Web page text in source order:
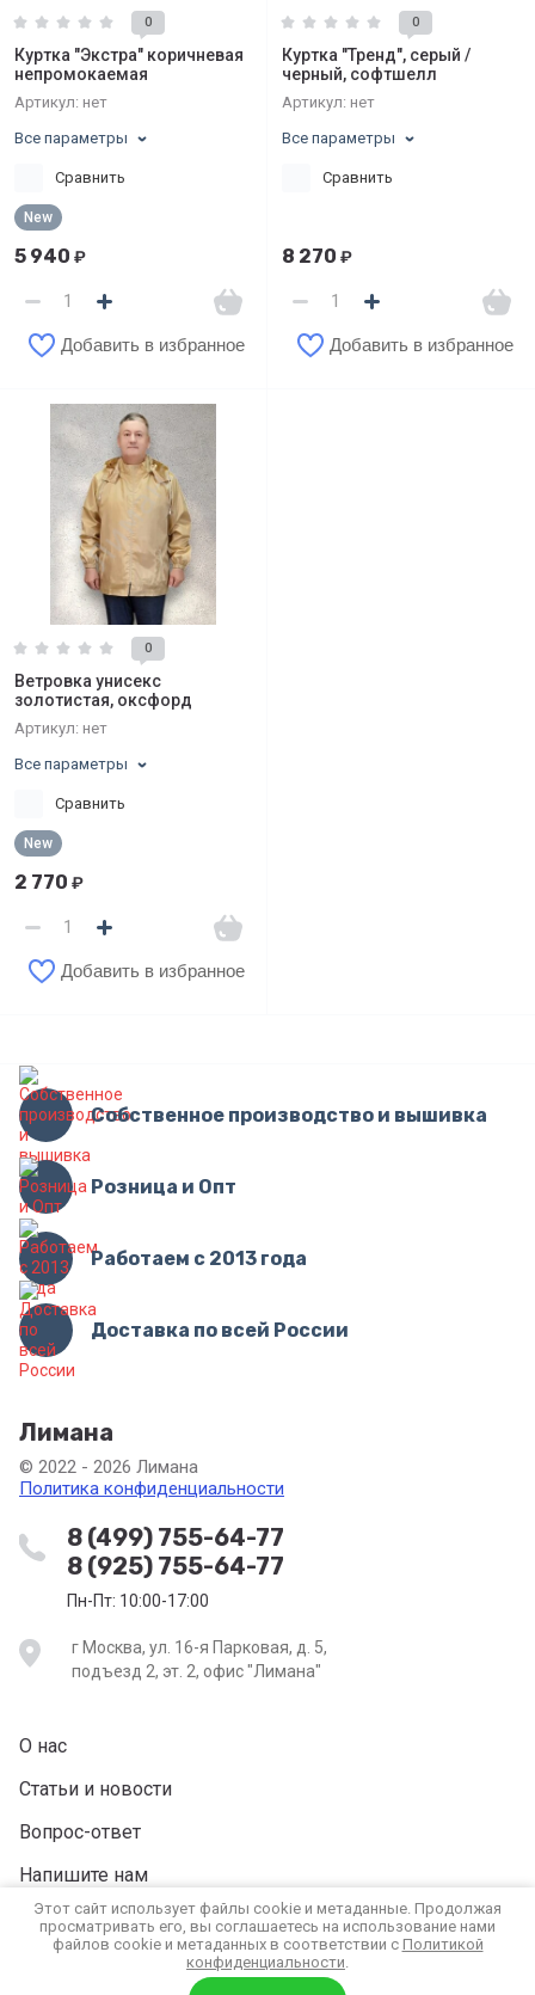
Этот сайт использует файлы cookie и метаданные. Продолжая
просматривать его, вы соглашаетесь на использование нами
файлов cookie и метаданных в соответствии с Политикой
конфиденциальности.
0
Куртка "Экстра" коричневая
непромокаемая
Артикул: нет
Все параметры
Сравнить
New
5 940 ₽
Добавить в избранное
0
Куртка "Тренд", серый /
черный, софтшелл
Артикул: нет
Все параметры
Сравнить
8 270 ₽
Добавить в избранное
0
Ветровка унисекс
золотистая, оксфорд
Артикул: нет
Все параметры
Сравнить
New
2 770 ₽
Добавить в избранное
Собственное производство и вышивка
Розница и Опт
Работаем с 2013 года
Доставка по всей России
Лимана
© 2022 - 2026 Лимана
Политика конфиденциальности
8 (499) 755-64-77
8 (925) 755-64-77
Пн-Пт: 10:00-17:00
г Москва, ул. 16-я Парковая, д. 5,
подъезд 2, эт. 2, офис "Лимана"
О нас
Статьи и новости
Вопрос-ответ
Напишите нам
Вакансии